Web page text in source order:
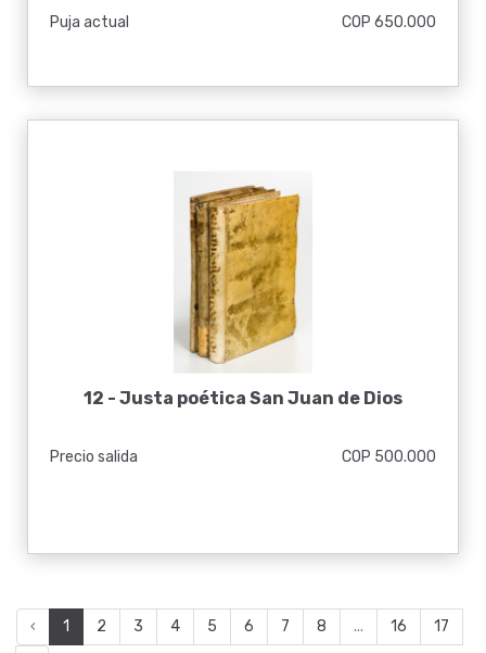
Puja actual
COP 650.000
12 - Justa poética San Juan de Dios
Precio salida COP 500.000
‹ 1 2 3 4 5 6 7 8 ... 16
17